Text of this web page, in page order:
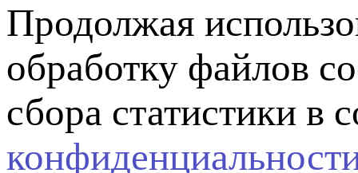
Продолжая
обработку файлов
сбора статистики в